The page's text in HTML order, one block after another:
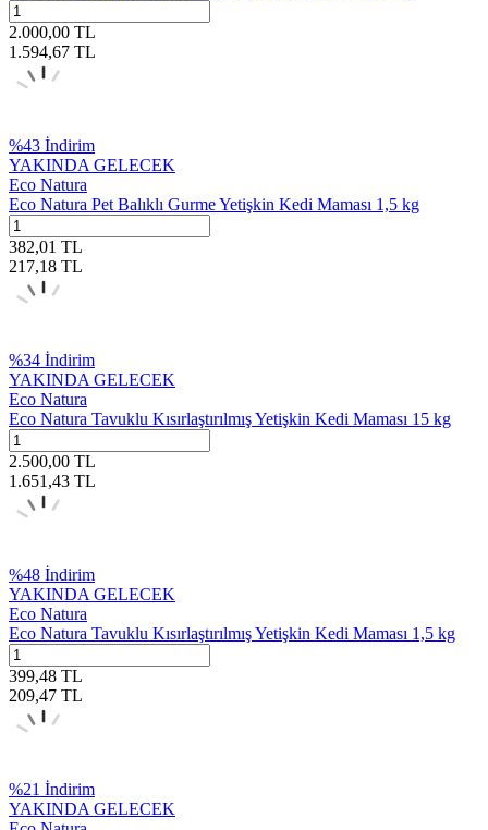
2.000,00 TL
1.594,67 TL
%43 İndirim
YAKINDA GELECEK
Eco Natura
Eco Natura Pet Balıklı Gurme Yetişkin Kedi Maması 1,5 kg
382,01 TL
217,18 TL
%34 İndirim
YAKINDA GELECEK
Eco Natura
Eco Natura Tavuklu Kısırlaştırılmış Yetişkin Kedi Maması 15 kg
2.500,00 TL
1.651,43 TL
%48 İndirim
YAKINDA GELECEK
Eco Natura
Eco Natura Tavuklu Kısırlaştırılmış Yetişkin Kedi Maması 1,5 kg
399,48 TL
209,47 TL
%21 İndirim
YAKINDA GELECEK